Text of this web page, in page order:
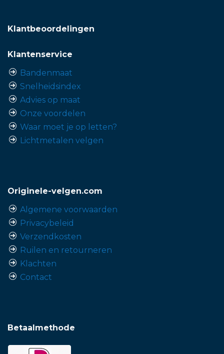
Klantbeoordelingen
Klantenservice
Bandenmaat
Snelheidsindex
Advies op maat
Onze voordelen
Waar moet je op letten?
Lichtmetalen velgen
Originele-velgen.com
Algemene voorwaarden
Privacybeleid
Verzendkosten
Ruilen en retourneren
Klachten
Contact
Betaalmethode